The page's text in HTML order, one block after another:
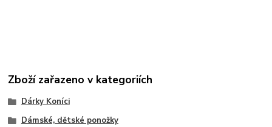
Zboží zařazeno v kategoriích
Dárky Koníci
Dámské, dětské ponožky